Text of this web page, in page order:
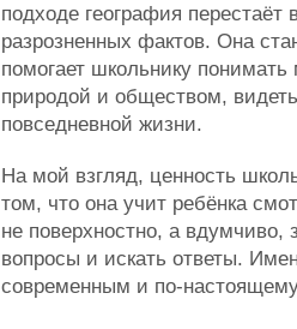
подходе география перестаёт
разрозненных фактов. Она
помогает школьнику
природой и обществом,
повседневной жизни.
На мой взгляд, ценность
том, что она учит ребёнка
не поверхностно, а вдумчиво,
вопросы и искать ответы.
современным и по-